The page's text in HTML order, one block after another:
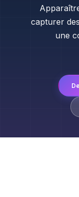
capturer
une